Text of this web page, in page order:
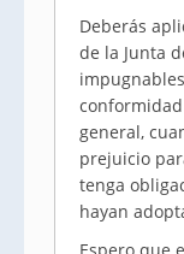
Deberás
de la Junta
general,
prejuicio
tenga
hayan